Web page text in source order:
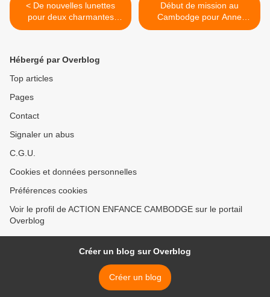
< De nouvelles lunettes
pour deux charmantes
demoiselles
Début de mission au
Cambodge pour Anne
Marie et Christian >
Hébergé par Overblog
Top articles
Pages
Contact
Signaler un abus
C.G.U.
Cookies et données personnelles
Préférences cookies
Voir le profil de ACTION ENFANCE CAMBODGE sur le portail
Overblog
Créer un blog sur Overblog
Créer un blog